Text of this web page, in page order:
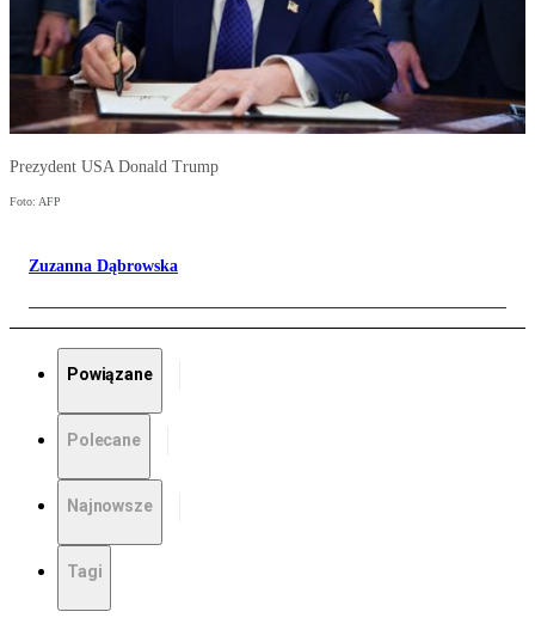
Prezydent USA Donald Trump
Foto: AFP
Zuzanna Dąbrowska
Powiązane
Polecane
Najnowsze
Tagi